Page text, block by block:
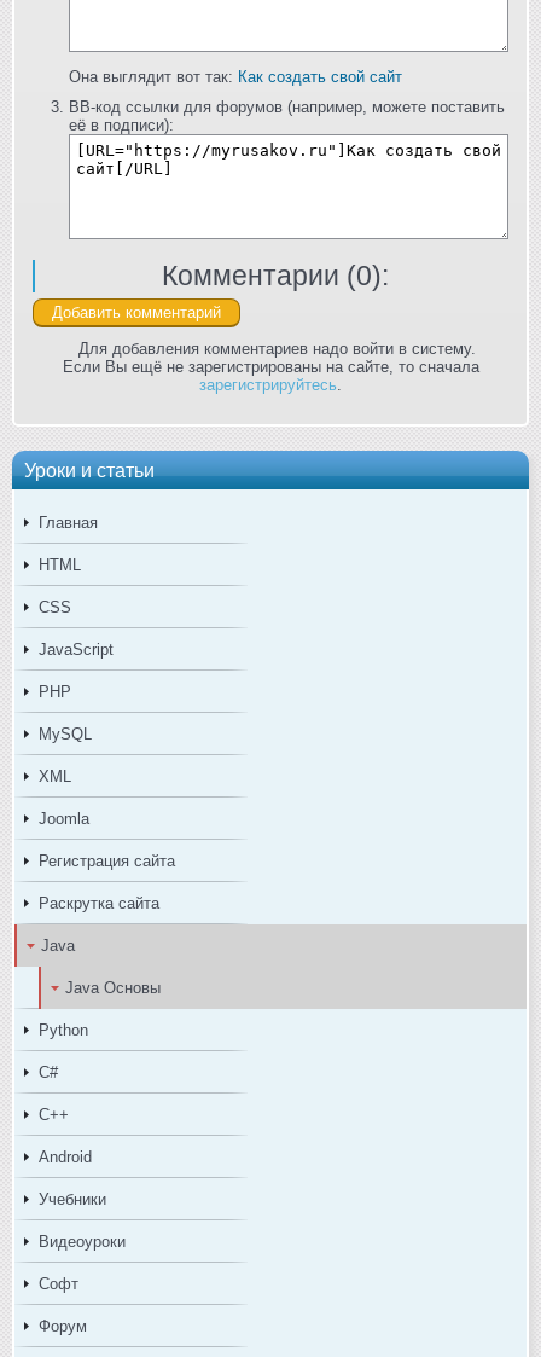
Уроки и статьи
Главная
HTML
CSS
JavaScript
PHP
MySQL
XML
Joomla
Регистрация сайта
Раскрутка сайта
Java
Java Основы
Python
C#
C++
Android
Учебники
Видеоуроки
Софт
Форум
Она выглядит вот так: Как создать свой сайт
BB-код ссылки для форумов (например, можете поставить
её в подписи):
Комментарии (0):
Для добавления комментариев надо войти в систему.
Если Вы ещё не зарегистрированы на сайте, то сначала
зарегистрируйтесь